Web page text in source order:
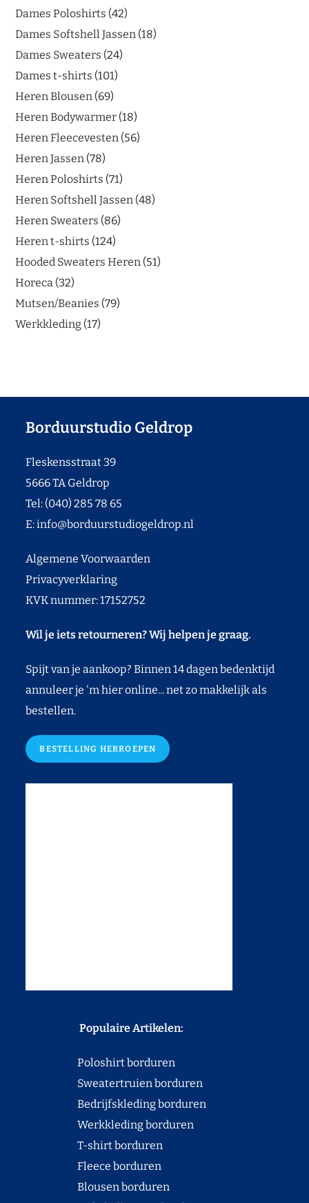
Dames Poloshirts 42
Dames Softshell Jassen 18
Dames Sweaters 24
Dames t-shirts 101
Heren Blousen 69
Heren Bodywarmer 18
Heren Fleecevesten 56
Heren Jassen 78
Heren Poloshirts 71
Heren Softshell Jassen 48
Heren Sweaters 86
Heren t-shirts 124
Hooded Sweaters Heren 51
Horeca 32
Mutsen/Beanies 79
Werkkleding 17
Borduurstudio Geldrop
Fleskensstraat 39
5666 TA Geldrop
Tel: (040) 285 78 65
E:info@borduurstudiogeldrop.nl
Algemene Voorwaarden
Privacyverklaring
KVK nummer: 17152752
Wil je iets retourneren? Wij helpen je graag.
Spijt van je aankoop? Binnen 14 dagen bedenktijd
annuleer je 'm hier online... net zo makkelijk als
bestellen.
BESTELLING HERROEPEN
Populaire Artikelen:
Poloshirt borduren
Sweatertruien borduren
Bedrijfskleding borduren
Werkkleding borduren
T-shirt borduren
Fleece borduren
Blousen borduren